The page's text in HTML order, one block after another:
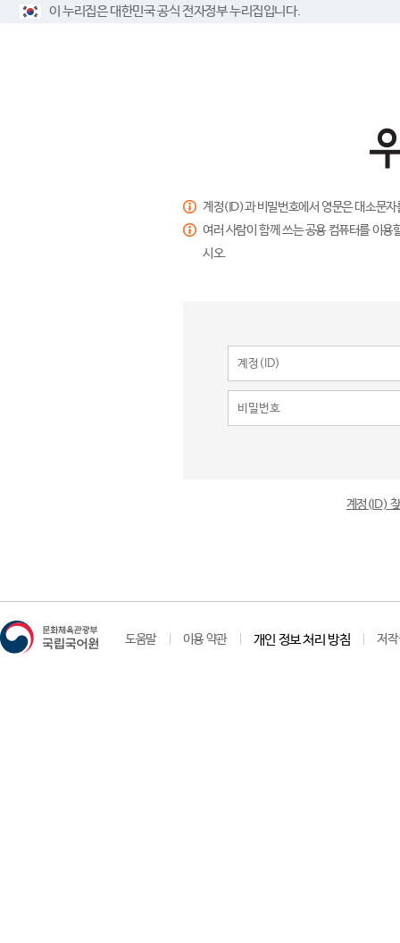
이 누리집은 대한민국 공식 전자정부 누리집입니다.
계정(ID)과 비밀번호에서 영문은 대소문
여러 사람이 함께 쓰는 공용 컴퓨터를 이
시오.
계정(ID)
도움말 이용 약관 개인 정보 처리 방침 저